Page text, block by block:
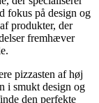
fokus på design og
produkter, der
fremhæver
pizzasten af høj
i smukt design og
den perfekte